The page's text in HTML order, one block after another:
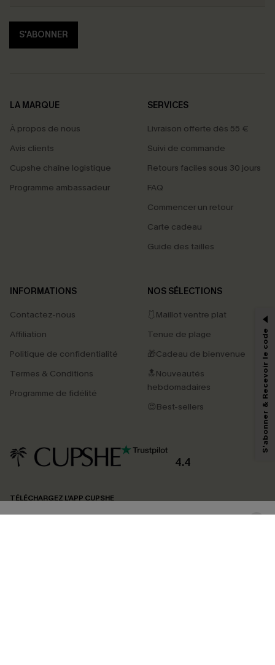
S'ABONNER
LA MARQUE
À propos de nous
Avis clients
Cupshe chaîne logistique
Programme ambassadeur
SERVICES
Livraison offerte dès 55 €
Suivi de commande
Retours faciles sous 30 jours
FAQ
Commencer un retour
Carte cadeau
Guide des tailles
INFORMATIONS
Contactez-nous
Affiliation
Politique de confidentialité
Termes & Conditions
Programme de fidélité
NOS SÉLECTIONS
🩱Maillot ventre plat
Tenue de plage
🎁Cadeau de bienvenue
🔝Nouveautés
hebdomadaires
😍Best-sellers
4.4
TÉLÉCHARGEZ L’APP CUPSHE
PROFITEZ DE -15%
-15% dès 2 Achetés par E-mail
En soumettant votre adresse e-mail, vous acceptez de recevoir des e-mails
marketing (y compris du contenu généré par l'IA) de Cupshe et
reconnaissez avoir pris connaissance de nos
pouvons utiliser les données collectées sur notre site ainsi que des
produits susceptibles de vous intéresser, conformément à notre
Politique de
confidentialité
. Vous pouvez vous désabonner à tout moment.
S'abonner & Recevoir le code